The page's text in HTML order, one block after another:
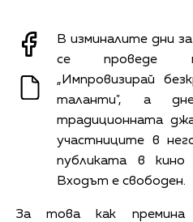
В изминалите дни
се проведе
„Импровизирай
таланти", а
традиционната
участниците в
публиката в
Входът е свободен.
За това как премина